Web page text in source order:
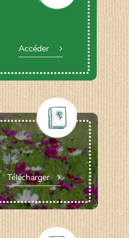
Accéder
Télécharger